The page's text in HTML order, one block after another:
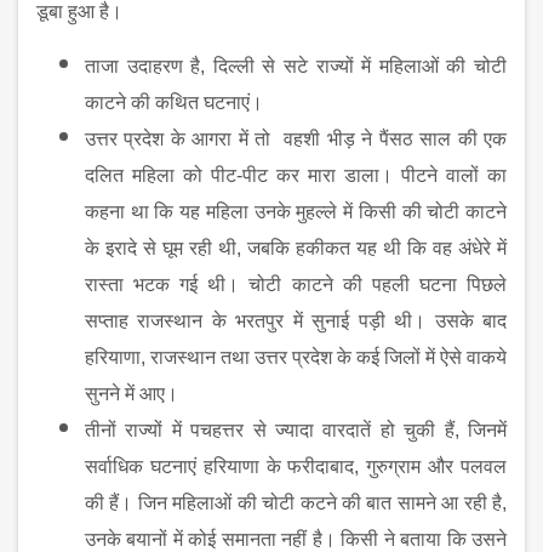
डूबा हुआ है।
ताजा उदाहरण है, दिल्ली से सटे राज्यों में महिलाओं की चोटी
काटने की कथित घटनाएं।
उत्तर प्रदेश के आगरा में तो वहशी भीड़ ने पैंसठ साल की एक
दलित महिला को पीट-पीट कर मारा डाला। पीटने वालों का
कहना था कि यह महिला उनके मुहल्ले में किसी की चोटी काटने
के इरादे से घूम रही थी, जबकि हकीकत यह थी कि वह अंधेरे में
रास्ता भटक गई थी। चोटी काटने की पहली घटना पिछले
सप्ताह राजस्थान के भरतपुर में सुनाई पड़ी थी। उसके बाद
हरियाणा, राजस्थान तथा उत्तर प्रदेश के कई जिलों में ऐसे वाकये
सुनने में आए।
तीनों राज्यों में पचहत्तर से ज्यादा वारदातें हो चुकी हैं, जिनमें
सर्वाधिक घटनाएं हरियाणा के फरीदाबाद, गुरुग्राम और पलवल
की हैं। जिन महिलाओं की चोटी कटने की बात सामने आ रही है,
उनके बयानों में कोई समानता नहीं है। किसी ने बताया कि उसने